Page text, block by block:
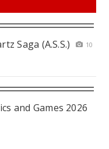
Saga (A.S.S.)
10
and Games 2026